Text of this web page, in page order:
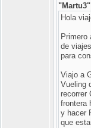
Hola
Primero
de
para
Viajo a
Vueling
recorrer
frontera
y hacer
que